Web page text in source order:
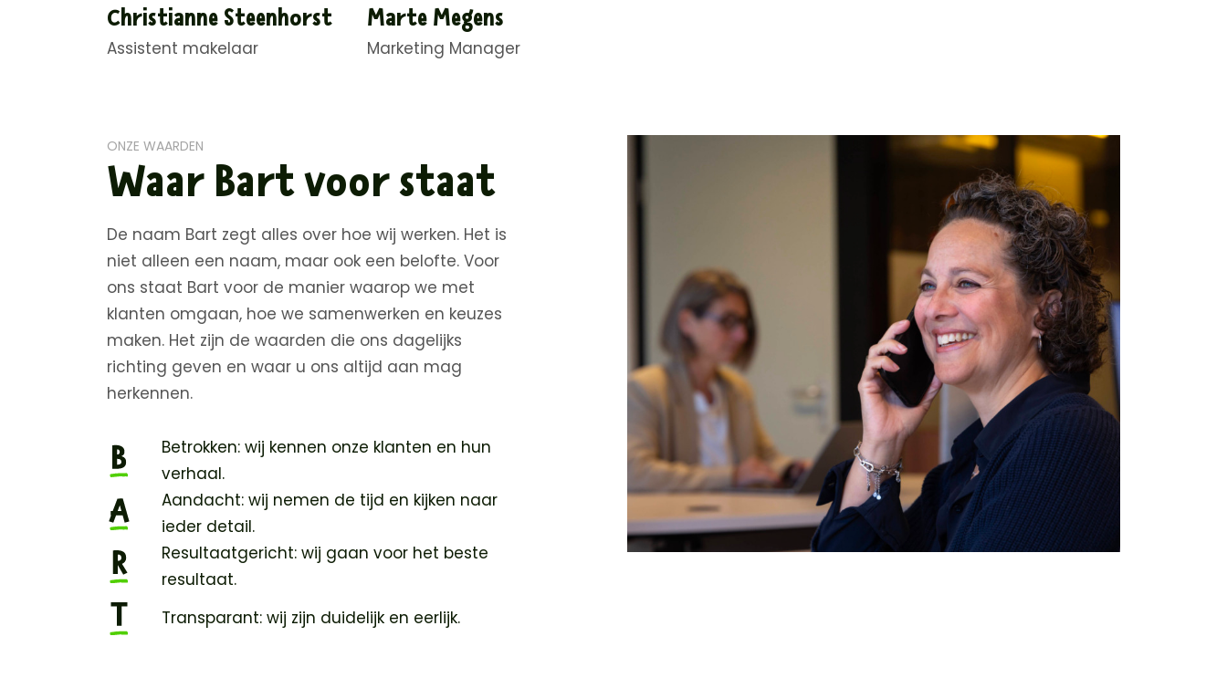
Christianne Steenhorst
Assistent makelaar
Marte Megens
Marketing Manager
ONZE WAARDEN
Waar Bart voor staat
De naam Bart zegt alles over hoe wij werken. Het is
niet alleen een naam, maar ook een belofte. Voor
ons staat Bart voor de manier waarop we met
klanten omgaan, hoe we samenwerken en keuzes
maken. Het zijn de waarden die ons dagelijks
richting geven en waar u ons altijd aan mag
herkennen.
Betrokken: wij kennen onze klanten en hun
verhaal.
Aandacht: wij nemen de tijd en kijken naar
ieder detail.
Resultaatgericht: wij gaan voor het beste
resultaat.
Transparant: wij zijn duidelijk en eerlijk.